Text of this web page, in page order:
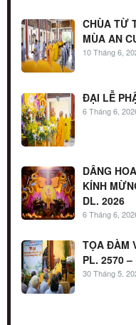
CHÙA TỪ
MÙA AN
10 Tháng 6,
ĐẠI LỄ
6 Tháng 6,
DÂNG
KÍNH
DL. 2026
6 Tháng 6,
TỌA ĐÀM
PL. 2570 –
30 Tháng 5,